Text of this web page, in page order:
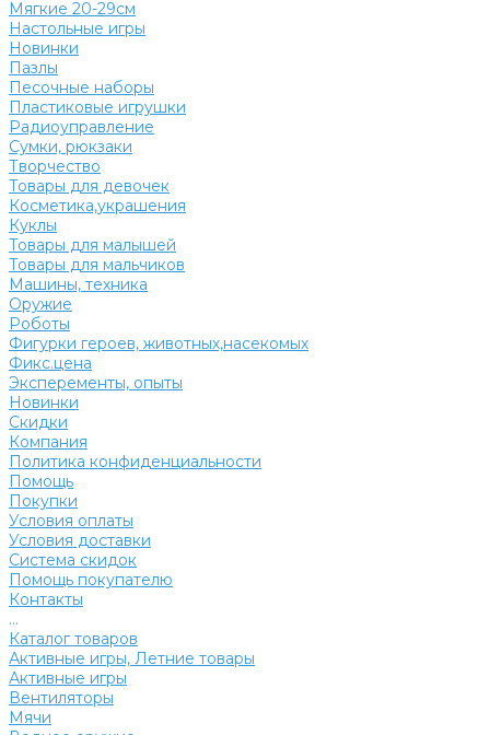
Мягкие 20-29см
Настольные игры
Новинки
Пазлы
Песочные наборы
Пластиковые игрушки
Радиоуправление
Сумки, рюкзаки
Творчество
Товары для девочек
Косметика,украшения
Куклы
Товары для малышей
Товары для мальчиков
Машины, техника
Оружие
Роботы
Фигурки героев, животных,насекомых
Фикс.цена
Эксперементы, опыты
Новинки
Скидки
Компания
Политика конфиденциальности
Помощь
Покупки
Условия оплаты
Условия доставки
Система скидок
Помощь покупателю
Контакты
...
Каталог товаров
Активные игры, Летние товары
Активные игры
Вентиляторы
Мячи